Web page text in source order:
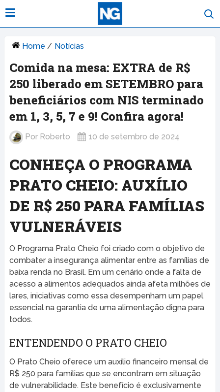
Home / Notícias
Comida na mesa: EXTRA de R$
250 liberado em SETEMBRO para
beneficiários com NIS terminado
em 1, 3, 5, 7 e 9! Confira agora!
Por Roberto 10 de setembro de 2024
CONHEÇA O PROGRAMA
PRATO CHEIO: AUXÍLIO
DE R$ 250 PARA FAMÍLIAS
VULNERÁVEIS
O Programa Prato Cheio foi criado com o objetivo de
combater a insegurança alimentar entre as famílias de
baixa renda no Brasil. Em um cenário onde a falta de
acesso a alimentos adequados ainda afeta milhões de
lares, iniciativas como essa desempenham um papel
essencial na garantia de uma alimentação digna para
todos.
ENTENDENDO O PRATO CHEIO
O Prato Cheio oferece um auxílio financeiro mensal de
R$ 250 para famílias que se encontram em situação
de vulnerabilidade. Este benefício é exclusivamente